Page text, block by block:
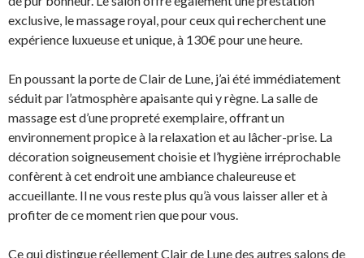
exclusive, le massage royal, pour ceux qui recherchent une
expérience luxueuse et unique, à 130€ pour une heure.
En poussant la porte de Clair de Lune, j’ai été immédiatement
séduit par l’atmosphère apaisante qui y règne. La salle de
massage est d’une propreté exemplaire, offrant un
environnement propice à la relaxation et au lâcher-prise. La
décoration soigneusement choisie et l’hygiène irréprochable
confèrent à cet endroit une ambiance chaleureuse et
accueillante. Il ne vous reste plus qu’à vous laisser aller et à
profiter de ce moment rien que pour vous.
Ce qui distingue réellement Clair de Lune des autres salons de